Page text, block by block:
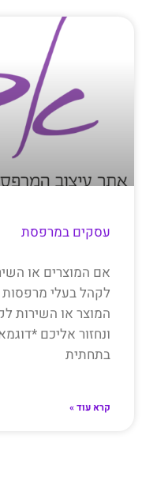
עסקים במרפסת
אם המוצרים או
לקהל בעלי מרפסות
המוצר או השירות
ונחזור אליכם
בתחתית
קרא עוד »